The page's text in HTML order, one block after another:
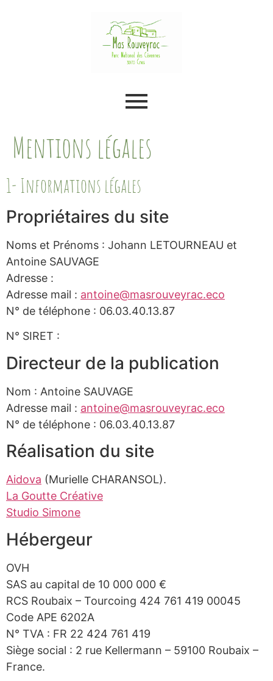
Mentions légales
1- Informations légales
Propriétaires du site
Noms et Prénoms : Johann LETOURNEAU et
Antoine SAUVAGE
Adresse :
Adresse mail : antoine@masrouveyrac.eco
N° de téléphone : 06.03.40.13.87
N° SIRET :
Directeur de la publication
Nom : Antoine SAUVAGE
Adresse mail : antoine@masrouveyrac.eco
N° de téléphone : 06.03.40.13.87
Réalisation du site
Aidova (Murielle CHARANSOL).
La Goutte Créative
Studio Simone
Hébergeur
OVH
SAS au capital de 10 000 000 €
RCS Roubaix – Tourcoing 424 761 419 00045
Code APE 6202A
N° TVA : FR 22 424 761 419
Siège social : 2 rue Kellermann – 59100 Roubaix –
France.